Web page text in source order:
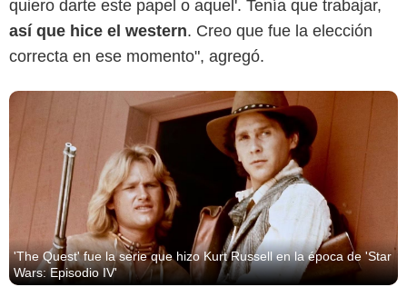
quiero darte este papel o aquel'. Tenía que trabajar,
así que hice el western. Creo que fue la elección
correcta en ese momento", agregó.
'The Quest' fue la serie que hizo Kurt Russell en la época de 'Star
Wars: Episodio IV'